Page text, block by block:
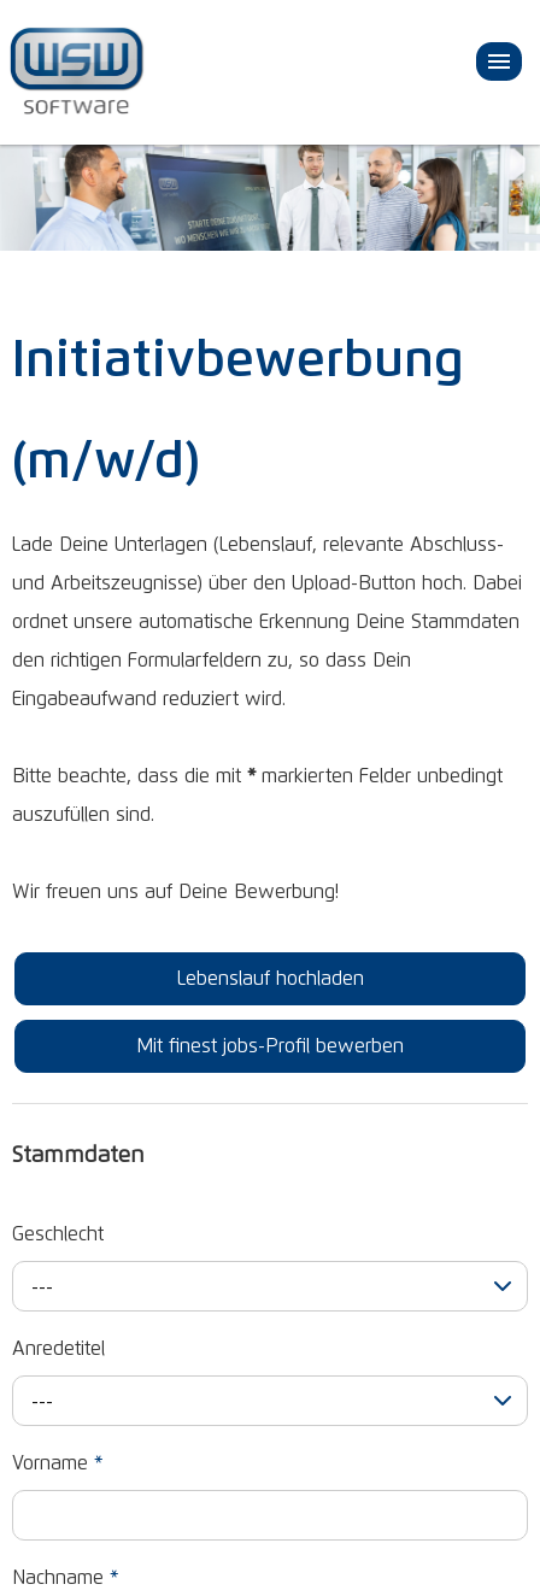
Initiativbewerbung
(m/w/d)
Lade Deine Unterlagen (Lebenslauf, relevante Abschluss-
und Arbeitszeugnisse) über den Upload-Button hoch. Dabei
ordnet unsere automatische Erkennung Deine Stammdaten
den richtigen Formularfeldern zu, so dass Dein
Eingabeaufwand reduziert wird.
Bitte beachte, dass die mit *markierten Felder unbedingt
auszufüllen sind.
Wir freuen uns auf Deine Bewerbung!
Lebenslauf hochladen
Mit finest jobs-Profil bewerben
Stammdaten
Geschlecht
---
Anredetitel
---
Vorname *
Nachname *